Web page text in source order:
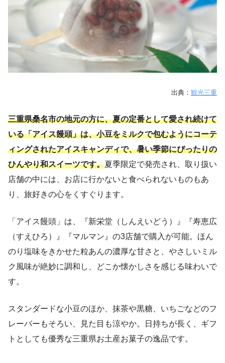
出典： 観光三重
三重県桑名市の地元の方に、夏の定番として愛され続けて
いる「アイス饅頭」は、小豆をミルクで包むようにコーテ
ィングされたアイスキャンディで、暑い季節にぴったりの
ひんやり和スイーツです。夏季限定で発売され、取り扱い
店舗の中には、お店に行かないと食べられないものもあ
り、旅好きの心をくすぐります。
「 アイス饅頭」は、『新栄堂（しんえいどう）』『寿恵広
（すえひろ）』『マルマン』の3店舗で購入が可能。ほん
のり塩味をきかせた粒あんの濃厚な甘さと、やさしいミル
ク風味が絶妙に調和し、どこか懐かしさを感じる味わいで
す。
スタンダードな小豆のほか、抹茶や黒糖、いちごなどのフ
レーバーもそろい、見た目も涼やか。日持ちが長く、ギフ
トとしても優秀な三重県お土産お菓子の逸品です。